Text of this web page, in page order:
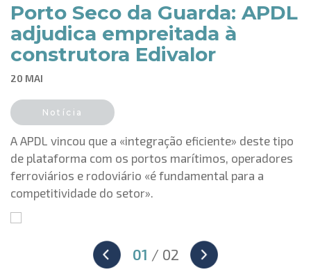
Porto Seco da Guarda: APDL
adjudica empreitada à
construtora Edivalor
20 MAI
Notícia
A APDL vincou que a «integração eficiente» deste tipo
de plataforma com os portos marítimos, operadores
ferroviários e rodoviário «é fundamental para a
competitividade do setor».
01 / 02